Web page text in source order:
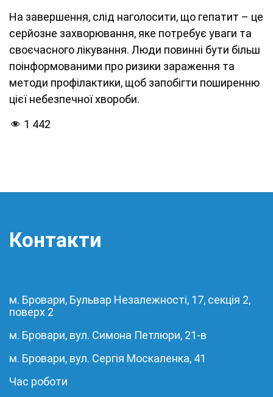
На завершення, слід наголосити, що гепатит – це
серйозне захворювання, яке потребує уваги та
своєчасного лікування. Люди повинні бути більш
поінформованими про ризики зараження та
методи профілактики, щоб запобігти поширенню
цієї небезпечної хвороби.
1 442
Контакти
м. Бровари, Бульвар Незалежності, 17, секція 2,
поверх 2
м. Бровари, вул. Симона Петлюри, 21-в
м. Бровари, вул. Сергія Москаленка, 41
Час роботи